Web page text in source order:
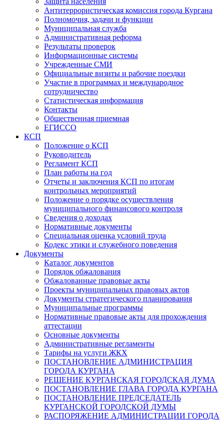
Антитеррористическая комиссия города Кургана
Полномочия, задачи и функции
Муниципальная служба
Административная реформа
Результаты проверок
Информационные системы
Учрежденные СМИ
Официальные визиты и рабочие поездки
Участие в программах и международное
сотрудничество
Статистическая информация
Контакты
Общественная приемная
ЕГИССО
КСП
Положение о КСП
Руководитель
Регламент КСП
План работы на год
Отчеты и заключения КСП по итогам
контрольных мероприятий
Положение о порядке осуществления
муниципального финансового контроля
Сведения о доходах
Нормативные документы
Специальная оценка условий труда
Кодекс этики и служебного поведения
Документы
Каталог документов
Порядок обжалования
Обжалованные правовые акты
Проекты муниципальных правовых актов
Документы стратегического планирования
Муниципальные программы
Нормативные правовые акты для прохождения
аттестации
Основные документы
Административные регламенты
Тарифы на услуги ЖКХ
ПОСТАНОВЛЕНИЕ АДМИНИСТРАЦИЯ
ГОРОДА КУРГАНА
РЕШЕНИЕ КУРГАНСКАЯ ГОРОДСКАЯ ДУМА
ПОСТАНОВЛЕНИЕ ГЛАВА ГОРОДА КУРГАНА
ПОСТАНОВЛЕНИЕ ПРЕДСЕДАТЕЛЬ
КУРГАНСКОЙ ГОРОДСКОЙ ДУМЫ
РАСПОРЯЖЕНИЕ АДМИНИСТРАЦИИ ГОРОДА